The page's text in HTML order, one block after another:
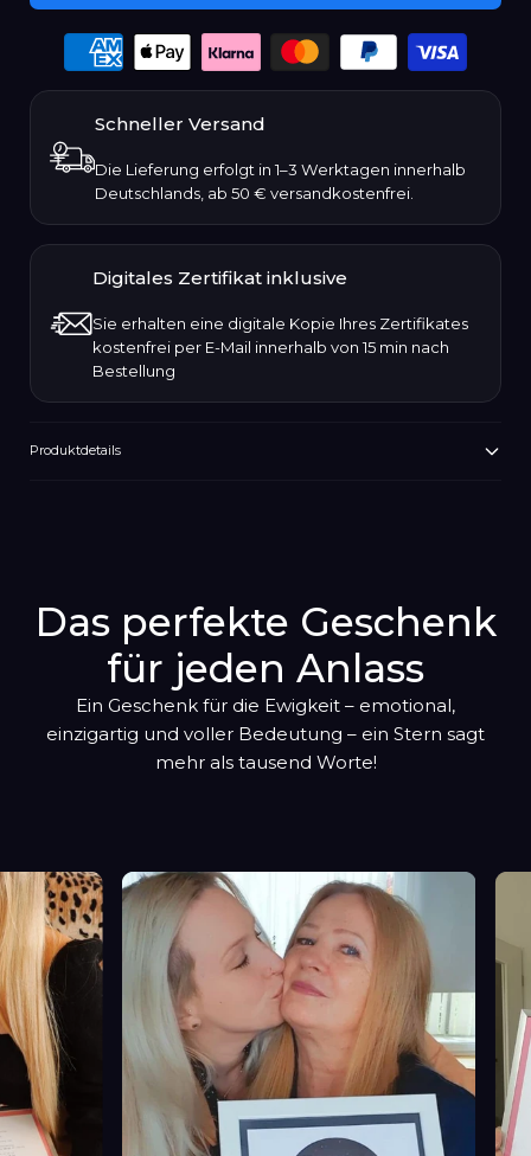
Payment
options
Schneller Versand
Die Lieferung erfolgt in 1–3 Werktagen innerhalb
Deutschlands, ab 50 € versandkostenfrei.
Digitales Zertifikat inklusive
Sie erhalten eine digitale Kopie Ihres Zertifikates
kostenfrei per E-Mail innerhalb von 15 min nach
Bestellung
Produktdetails
hinzugefügt
Das perfekte Geschenk
für jeden Anlass
Ein Geschenk für die Ewigkeit – emotional,
einzigartig und voller Bedeutung – ein Stern sagt
mehr als tausend Worte!